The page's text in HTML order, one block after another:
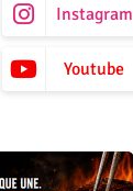
Instagram
Youtube